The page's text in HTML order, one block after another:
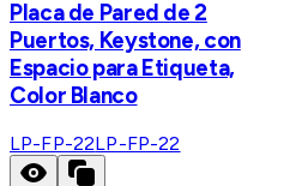
Placa de Pared de 2
Puertos, Keystone, con
Espacio para Etiqueta,
Color Blanco
LP-FP-22LP-FP-22